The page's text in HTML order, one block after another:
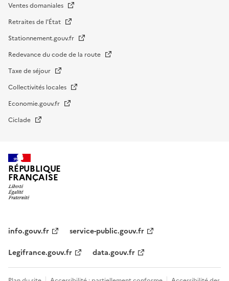
Ventes domaniales
Retraites de l'État
Stationnement.gouv.fr
Redevance du code de la route
Taxe de séjour
Collectivités locales
Economie.gouv.fr
Ciclade
RÉPUBLIQUE
FRANÇAISE
institutionnel
info.gouv.fr
service-public.gouv.fr
Legifrance.gouv.fr
data.gouv.fr
Menu